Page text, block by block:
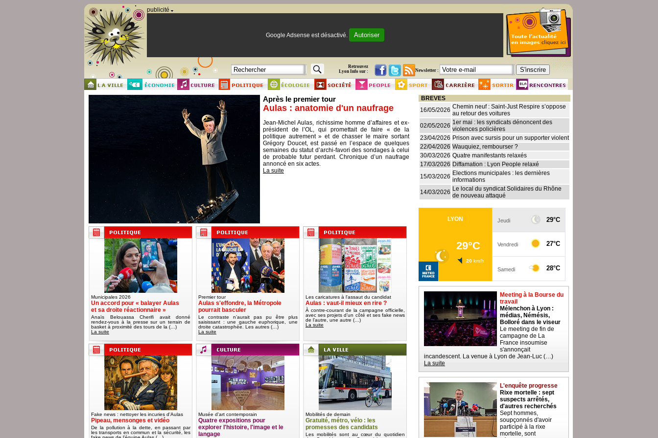
publicité
Google Adsense est désactivé. Autoriser
Retrouvez
Lyon Info sur :
Newsletter :
Après le premier tour
Aulas : anatomie d'un naufrage
Jean-Michel Aulas, richissime homme d’affaires et ex-
président de l’OL, qui promettait de faire « de la
politique autrement » et de chasser le maire sortant
Grégory Doucet, est passé en l’espace de quelques
semaines du statut d’archi-favori des sondages à celui
de probable futur perdant. Chronique d’un naufrage
annoncé en six actes.
La suite
Municipales 2026
Un accord pour « balayer Aulas
et sa droite réactionnaire »
Anaïs Belouassa Cherifi avait donné
rendez-vous à la presse sur un terrain de
basket à proximité des tours de la (…)
La suite
Premier tour
Aulas s'effondre, la Métropole
pourrait basculer
Le contraste n’aurait pas pu être plus
saisissant : une gauche euphorique, une
droite catastrophée. Les autres (…)
La suite
Les caricatures à l'assaut du candidat
Aulas : vaut-il mieux en rire ?
À contre-courant de la campagne officielle,
avec ses projets d’un côté et ses fake news
de l’autre, une autre (…)
La suite
Fake news : nettoyer les incuries d'Aulas
Pipeau, mensonges et vidéo
De la pollution à la dette, en passant par
les transports en commun et la sécurité, les
Musée d'art contemporain
Quatre expositions pour
explorer l'histoire, l'image et le
langage
Mobilités de demain
Gratuité, métro, vélo : les
promesses des candidats
Les mobilités sont au cœur du quotidien
BREVES
16/05/2026 Chemin neuf : Saint-Just Respire s’oppose
au retour des voitures
02/05/2026 1er mai : les syndicats dénoncent des
violences policières
23/04/2026 Prison avec sursis pour un supporter violent
22/04/2026 Wauquiez, rembourser ?
30/03/2026 Quatre manifestants relaxés
17/03/2026 Diffamation : Lyon People relaxé
15/03/2026 Elections municipales : les dernières
informations
14/03/2026 Le local du syndicat Solidaires du Rhône
de nouveau attaqué
Meeting à la Bourse du
travail
Mélenchon à Lyon :
médias, Némésis,
Bolloré dans le viseur
Le meeting de fin de
campagne de La
France insoumise
s'annonçait
incandescent. La venue à Lyon de Jean-Luc (…)
La suite
L'enquête progresse
Rixe mortelle : sept
suspects arrêtés,
d'autres recherchés
Sept hommes,
soupçonnés d'avoir
participé à la rixe
mortelle, sont
Panneau de gestion des cookies